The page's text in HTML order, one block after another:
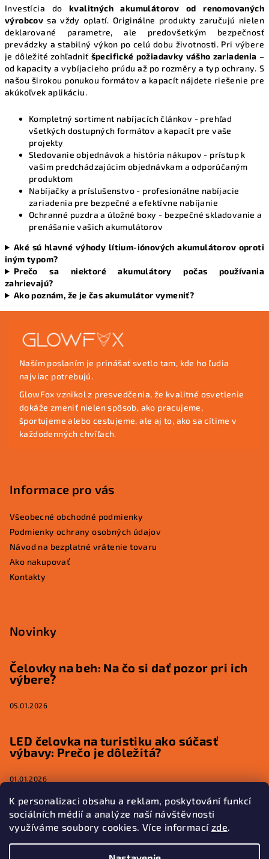
K personalizaci obsahu a reklam, poskytování funkcí
sociálních médií a analýze naší návštěvnosti
využíváme soubory cookies. Více informací zde.
Investícia do kvalitných akumulátorov od renomovaných
výrobcov sa vždy oplatí. Originálne produkty zaručujú nielen
deklarované parametre, ale predovšetkým bezpečnosť
prevádzky a stabilný výkon po celú dobu životnosti. Pri výbere
je dôležité zohľadniť špecifické požiadavky vášho zariadenia –
od kapacity a vybíjacieho prúdu až po rozměry a typ ochrany. S
našou širokou ponukou formátov a kapacít nájdete riešenie pre
akúkoľvek aplikáciu.
Kompletný sortiment nabíjacích článkov - prehľad
všetkých dostupných formátov a kapacít pre vaše
projekty
Sledovanie objednávok a história nákupov - prístup k
vašim predchádzajúcim objednávkam a odporúčaným
produktom
Nabíjačky a príslušenstvo - profesionálne nabíjacie
zariadenia pre bezpečné a efektívne nabíjanie
Ochranné puzdra a úložné boxy - bezpečné skladovanie a
prenášanie vašich akumulátorov
Aké sú hlavné výhody lítium-iónových akumulátorov oproti
iným typom?
Prečo sa niektoré akumulátory počas používania
zahrievajú?
Ako poznám, že je čas akumulátor vymeniť?
Naším poslaním je prinášať svetlo tam, kde ho ľudia
najviac potrebujú.
GlowFox vznikol z presvedčenia, že kvalitné osvetlenie
dokáže zmeniť nielen spôsob, ako pracujeme,
športujeme alebo cestujeme, ale aj to, ako sa cítime v
každodenných chvíľach.
Informace pro vás
Všeobecné obchodné podmienky
Podmienky ochrany osobných údajov
Návod na bezplatné vrátenie tovaru
Ako nakupovať
Kontakty
Novinky
Čelovky na beh: Na čo si dať pozor pri ich
výbere?
05.01.2026
LED čelovka na turistiku ako súčasť
výbavy: Prečo je dôležitá?
01.01.2026
Kontakt